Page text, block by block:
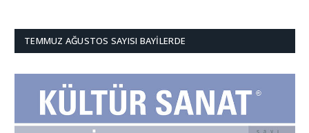
TEMMUZ AĞUSTOS SAYISI BAYILERDE